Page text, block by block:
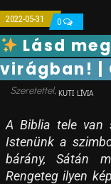
2022-05-31 0
Lásd
virágban! |
KUTI LÍVIA
A Biblia tele van
Istenünk a
bárány, Sátán
Rengeteg ilyen